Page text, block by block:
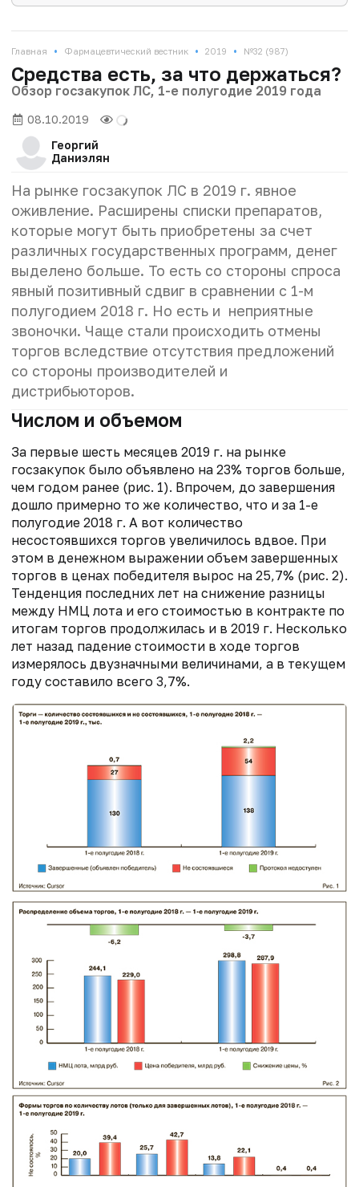
Главная • Фармацевтический вестник • 2019 • №32 (987)
Средства есть, за что держаться?
Обзор госзакупок ЛС, 1-е полугодие 2019 года
08.10.2019
Георгий
Даниэлян
На рынке госзакупок ЛС в 2019 г. явное
оживление. Расширены списки препаратов,
которые могут быть приобретены за счет
различных государственных программ, денег
выделено больше. То есть со стороны спроса
явный позитивный сдвиг в сравнении с 1-м
полугодием 2018 г. Но есть и неприятные
звоночки. Чаще стали происходить отмены
торгов вследствие отсутствия предложений
со стороны производителей и
дистрибьюторов.
Числом и объемом
За первые шесть месяцев 2019 г. на рынке
госзакупок было объявлено на 23% торгов больше,
чем годом ранее (рис. 1). Впрочем, до завершения
дошло примерно то же количество, что и за 1-е
полугодие 2018 г. А вот количество
несостоявшихся торгов увеличилось вдвое. При
этом в денежном выражении объем завершенных
торгов в ценах победителя вырос на 25,7% (рис. 2).
Тенденция последних лет на снижение разницы
между НМЦ лота и его стоимостью в контракте по
итогам торгов продолжилась и в 2019 г. Несколько
лет назад падение стоимости в ходе торгов
измерялось двузначными величинами, а в текущем
году составило всего 3,7%.